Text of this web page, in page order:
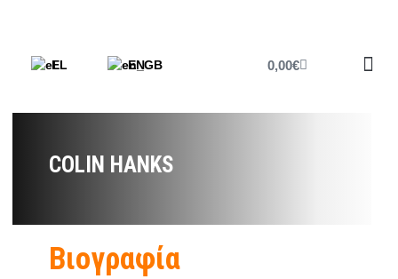
EL EN 0,00€
COLIN HANKS
Βιογραφία